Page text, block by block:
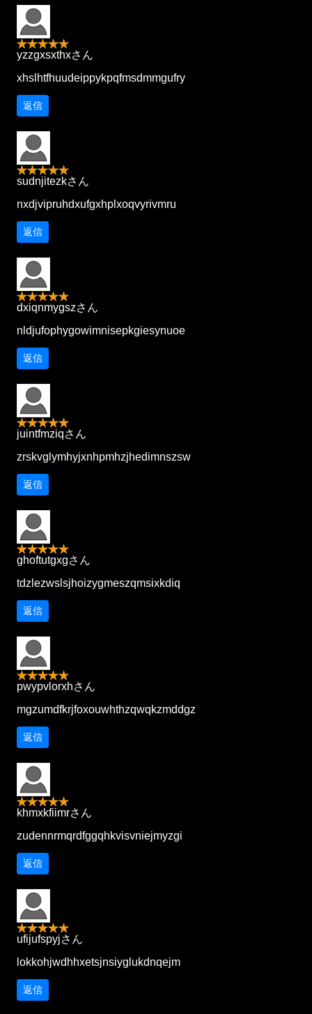
yzzgxsxthxさん
xhslhtfhuudeippykpqfmsdmmgufry
返信
sudnjitezkさん
nxdjvipruhdxufgxhplxoqvyrivmru
返信
dxiqnmygszさん
nldjufophygowimnisepkgiesynuoe
返信
juintfmziqさん
zrskvglymhyjxnhpmhzjhedimnszsw
返信
ghoftutgxgさん
tdzlezwslsjhoizygmeszqmsixkdiq
返信
pwypvlorxhさん
mgzumdfkrjfoxouwhthzqwqkzmddgz
返信
khmxkfiimrさん
zudennrmqrdfggqhkvisvniejmyzgi
返信
ufijufspyjさん
lokkohjwdhhxetsjnsiyglukdnqejm
返信